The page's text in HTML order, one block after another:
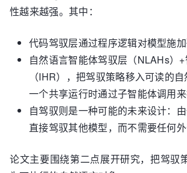
性越来越强。其中：
代码驾驭层通过程序逻辑对模型施加
自然语言智能体驾驭层（NLAHs）
（IHR），把驾驭策略移入可读的
一个共享运行时通过子智能体调用来
自驾驭则是一种可能的未来设计：
直接驾驭其他模型，而不需要任何外
论文主要围绕第二点展开研究，把驾驭